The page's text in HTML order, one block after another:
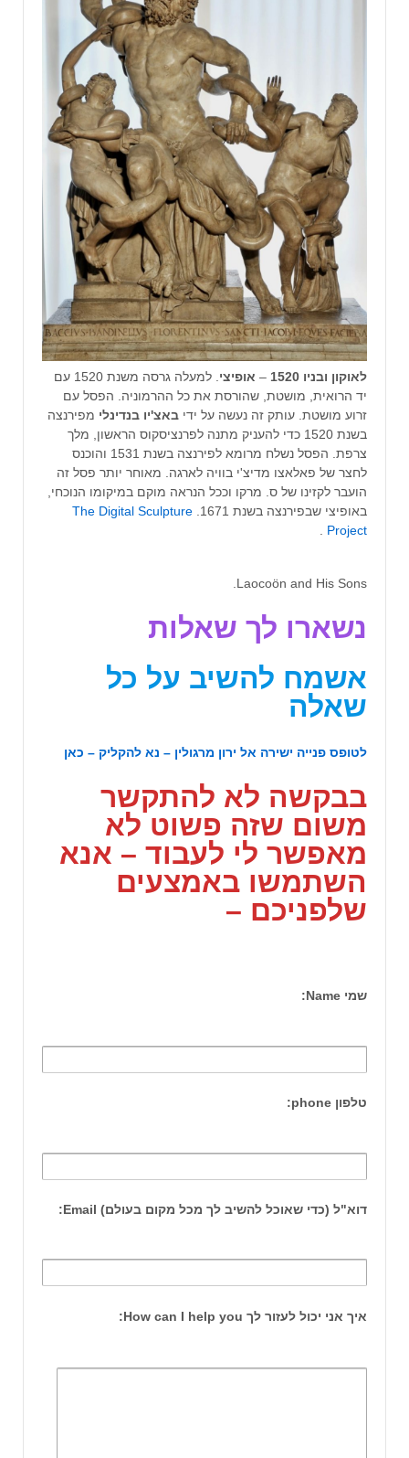
לאוקון ובניו 1520 – אופיצי
. למעלה גרסה משנת 1520 עם
יד הרואית, מושטת, שהורסת את כל ההרמוניה. הפסל עם
זרוע מושטת. עותק זה נעשה על ידי באצ'יו בנדינלי מפירנצה
בשנת 1520 כדי להעניק מתנה לפרנציסקוס הראשון, מלך
צרפת. הפסל נשלח מרומא לפירנצה בשנת 1531 והוכנס
לחצר של פאלאצו מדיצ'י בוויה לארגה. מאוחר יותר פסל זה
הועבר לקזינו של ס. מרקו וככל הנראה מוקם במיקומו הנוכחי,
באופיצי שבפירנצה בשנת 1671.
The Digital Sculpture
Project
.
Laocoön and His Sons.
נשארו לך שאלות
אשמח להשיב על כל
שאלה
לטופס פנייה ישירה אל ירון מרגולין – נא להקליק – כאן
בבקשה לא להתקשר
משום שזה פשוט לא
מאפשר לי לעבוד – אנא
השתמשו באמצעים
שלפניכם –
שמי Name:
טלפון phone:
דוא"ל (כדי שאוכל להשיב לך מכל מקום בעולם) Email:
איך אני יכול לעזור לך How can I help you: